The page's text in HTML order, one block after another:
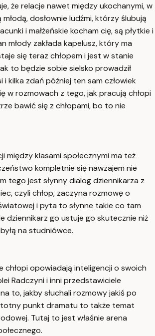
że relacje nawet między ukochanymi, w
dosłownie ludźmi, którzy ślubują
i małżeńskie kocham cię, są płytkie i
młody zakłada kapelusz, który ma
się teraz chłopem i jest w stanie
to będzie sobie sielsko prowadził
i kilka zdań później ten sam człowiek
w rozmowach z tego, jak pracują chłopi
bawić się z chłopami, bo to nie
między klasami społecznymi ma też
kompletnie się nawzajem nie
tego jest słynny dialog dziennikarza z
czyli chłop, zaczyna rozmowę o
i pyta to słynne takie co tam
dziennikarz go ustuje go skutecznie niż
na studniówce.
chłopi opowiadają inteligencji o swoich
Radczyni i inni przedstawiciele
to, jakby słuchali rozmowy jakiś po
punkt dramatu to także temat
Tutaj to jest właśnie arena